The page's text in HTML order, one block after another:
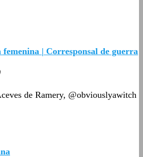
| Corresponsal de guerra
de Ramery, @obviouslyawitch